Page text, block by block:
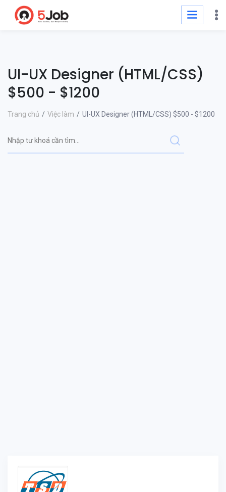
UI-UX Designer (HTML/CSS)
$500 - $1200
Trang chủ Việc làm UI-UX Designer (HTML/CSS) $500 - $1200